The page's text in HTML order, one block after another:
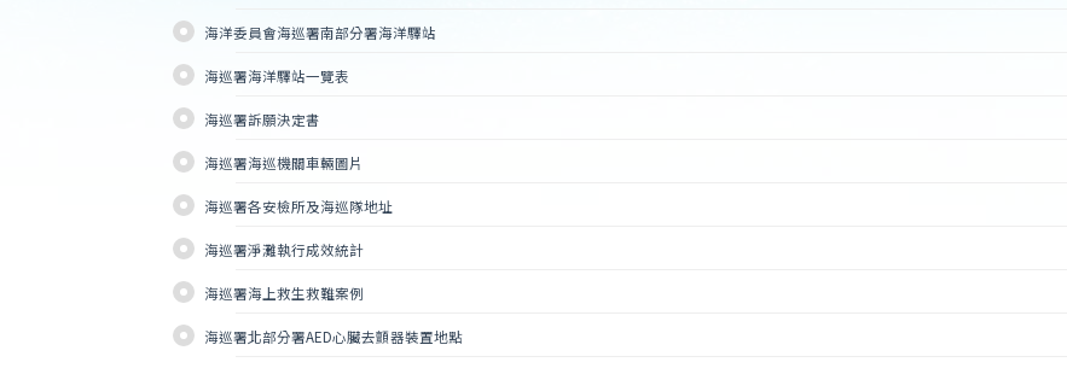
海洋委員會海巡署南部分署海洋驛站
海巡署海洋驛站一覽表
海巡署訴願決定書
海巡署海巡機關車輛圖片
海巡署各安檢所及海巡隊地址
海巡署淨灘執行成效統計
海巡署海上救生救難案例
海巡署北部分署AED心臟去顫器裝置地點